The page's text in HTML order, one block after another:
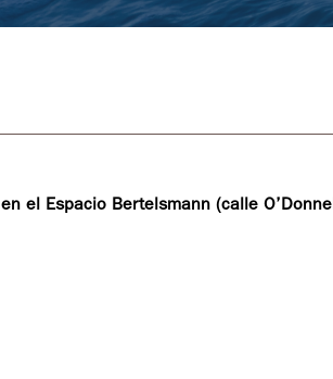
en el Espacio Bertelsmann (calle